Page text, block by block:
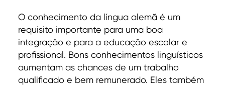
O conhecimento da língua alemã é um
requisito importante para uma boa
integração e para a educação escolar e
profissional. Bons conhecimentos linguísticos
aumentam as chances de um trabalho
qualificado e bem remunerado. Eles também